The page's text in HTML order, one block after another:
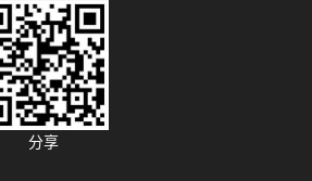
分享